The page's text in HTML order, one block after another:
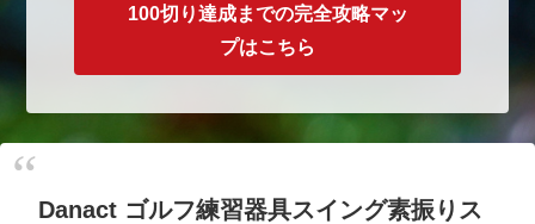
100切り達成までの完全攻略マッ
プはこちら
Danact ゴルフ練習器具スイング素振りス